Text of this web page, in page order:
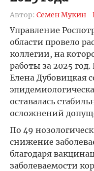
Автор: Семен Мукин
Управление
области провело
коллегии, на
работы за 2025
Елена Дубовицкая
оставалась
осложнений
По 49
снижение
благодаря
заболеваемости